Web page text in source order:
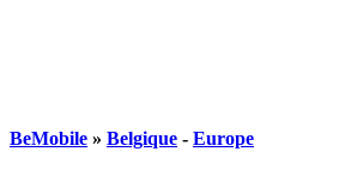
BeMobile » Belgique - Europe